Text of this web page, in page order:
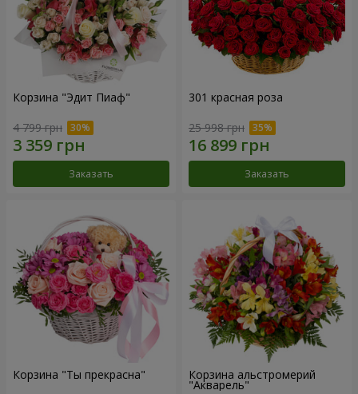
Корзина "Эдит Пиаф"
4 799 грн
Заказать
301 красная роза
25 998 грн
Заказать
Корзина "Ты прекрасна" Корзина альстромерий
"Акварель"